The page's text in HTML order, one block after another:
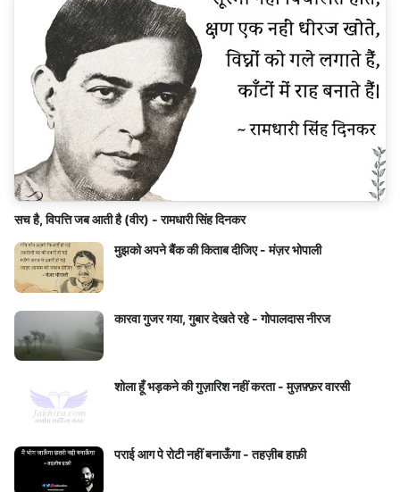
सच है, विपत्ति जब आती है (वीर) - रामधारी सिंह दिनकर
मुझको अपने बैंक की किताब दीजिए - मंज़र भोपाली
कारवा गुजर गया, गुबार देखते रहे - गोपालदास नीरज
शोला हूँ भड़कने की गुज़ारिश नहीं करता - मुज़फ़्फ़र वारसी
पराई आग पे रोटी नहीं बनाऊँगा - तहज़ीब हाफ़ी